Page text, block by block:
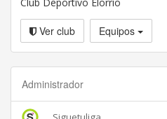
Ver club Equipos
Administrador